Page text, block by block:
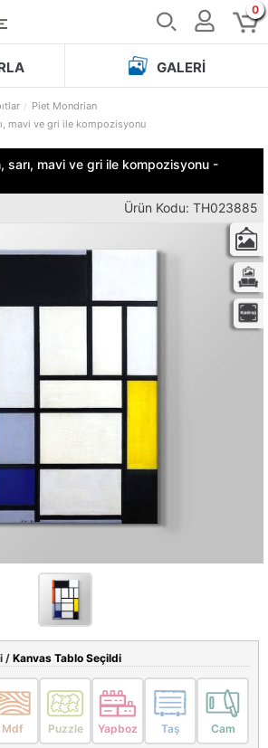
0
GALERI
Piet Mondrian
mavi ve gri ile kompozisyonu
sarı, mavi ve gri ile kompozisyonu -
Ürün Kodu: TH023885
/ Kanvas Tablo Seçildi
Mdf Puzzle Yapboz Taş Cam